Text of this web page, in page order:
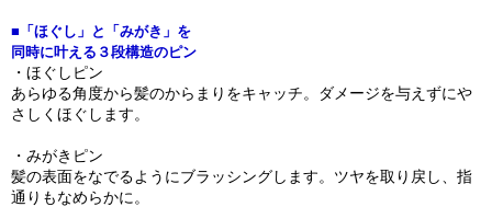
■「ほぐし」と「みがき」を
同時に叶える３段構造のピン
・ほぐしピン
あらゆる角度から髪のからまりをキャッチ。ダメージを与えずにや
さしくほぐします。
・みがきピン
髪の表面をなでるようにブラッシングします。ツヤを取り戻し、指
通りもなめらかに。